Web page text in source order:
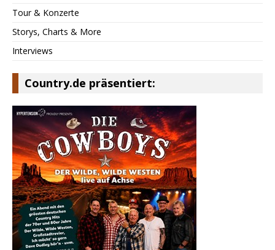
Tour & Konzerte
Storys, Charts & More
Interviews
Country.de präsentiert: